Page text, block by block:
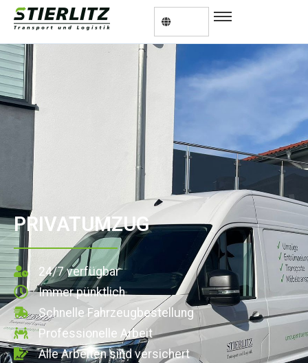
PRIVATUMZUG
24/7 verfügbar
Immer pünktlich
Schnelle Fahrzeugbestellung
Professionelle Arbeit
Alle Arbeiten sind versichert